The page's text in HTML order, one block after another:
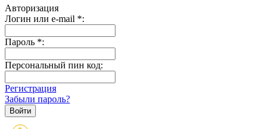
Авторизация
Логин или e-mail *:
Пароль *:
Персональный пин код:
Регистрация
Забыли пароль?